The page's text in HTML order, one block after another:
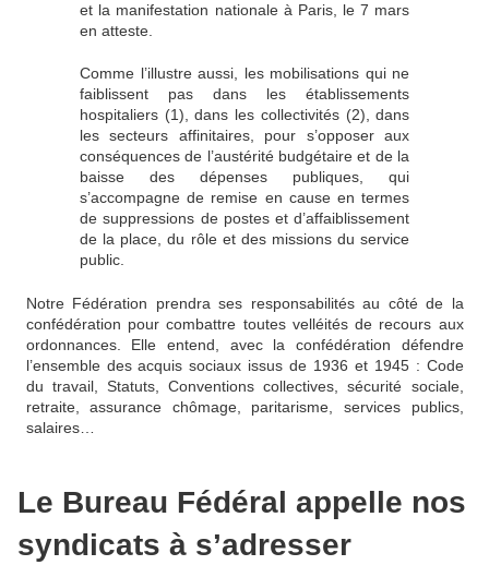
et la manifestation nationale à Paris, le 7 mars
en atteste.
Comme l’illustre aussi, les mobilisations qui ne
faiblissent pas dans les établissements
hospitaliers (1), dans les collectivités (2), dans
les secteurs affinitaires, pour s’opposer aux
conséquences de l’austérité budgétaire et de la
baisse des dépenses publiques, qui
s’accompagne de remise en cause en termes
de suppressions de postes et d’affaiblissement
de la place, du rôle et des missions du service
public.
Notre Fédération prendra ses responsabilités au côté de la
confédération pour combattre toutes velléités de recours aux
ordonnances. Elle entend, avec la confédération défendre
l’ensemble des acquis sociaux issus de 1936 et 1945 : Code
du travail, Statuts, Conventions collectives, sécurité sociale,
retraite, assurance chômage, paritarisme, services publics,
salaires…
Le Bureau Fédéral appelle nos
syndicats à s’adresser